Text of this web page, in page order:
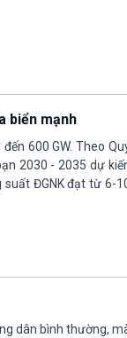
biển mạnh
600 GW. Theo
2030 - 2035 dự
suất ĐGNK đạt từ 6-
dân bình thường,